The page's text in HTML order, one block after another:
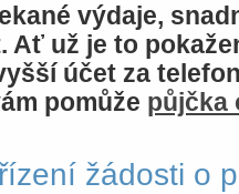
výdaje,
Ať už je to
účet za
pomůže půjčka
žádosti o